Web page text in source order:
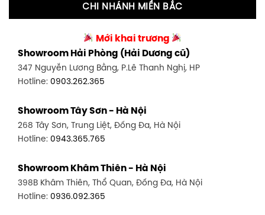
0986.71.8448
Showroom Thuận An - Bình Dương
66 đường DT743, An Phú, Thuận An, Bình Dương
Showroom Biên Hòa - Đồng Nai
452 Nguyễn Ái Quốc, Tân Tiến, TP. Biên Hòa, Đồng Nai
27-29 Nguyễn Sỹ Sách, Hưng Bình, TP Vinh, Nghệ An
Hotline:0943.960.966
Showroom Buôn Ma Thuột
Hotline:0934.02.18.18
CHI NHÁNH MIỀN BẮC
Mới khai trương
Showroom Hải Phòng (Hải Dương cũ)
347 Nguyễn Lương Bằng, P.Lê Thanh Nghị, HP
Hotline: 0903.262.365
Showroom Tây Sơn - Hà Nội
268 Tây Sơn, Trung Liệt, Đống Đa, Hà Nội
Hotline: 0943.365.765
Showroom Khâm Thiên - Hà Nội
398B Khâm Thiên, Thổ Quan, Đống Đa, Hà Nội
Hotline: 0936.092.365